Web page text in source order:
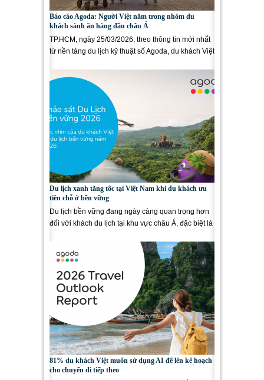
Báo cáo Agoda: Người Việt nằm trong nhóm du
khách sành ăn hàng đầu châu Á
TP.HCM, ngày 25/03/2026, theo thông tin mới nhất
từ nền tảng du lịch kỹ thuật số Agoda, du khách Việt
Du lịch xanh tăng tốc tại Việt Nam khi du khách ưu
tiên chỗ ở bền vững
Du lịch bền vững đang ngày càng quan trọng hơn
đối với khách du lịch tại khu vực châu Á, đặc biệt là
81% du khách Việt muốn sử dụng AI để lên kế hoạch
cho chuyến đi tiếp theo